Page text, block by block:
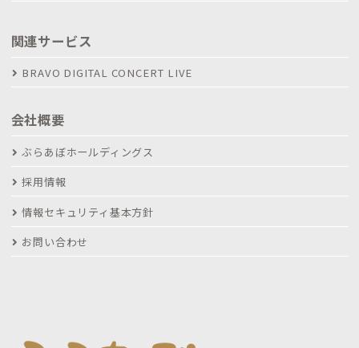
関連サービス
BRAVO DIGITAL CONCERT LIVE
会社概要
ぶらあぼホールディングス
採用情報
情報セキュリティ基本方針
お問い合わせ